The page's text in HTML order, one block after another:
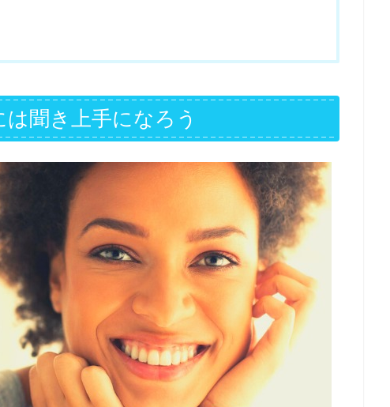
聞き上手になろう